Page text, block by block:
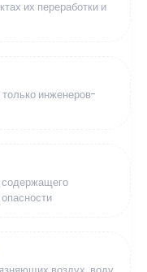
их переработки и
инженеров-
содержащего